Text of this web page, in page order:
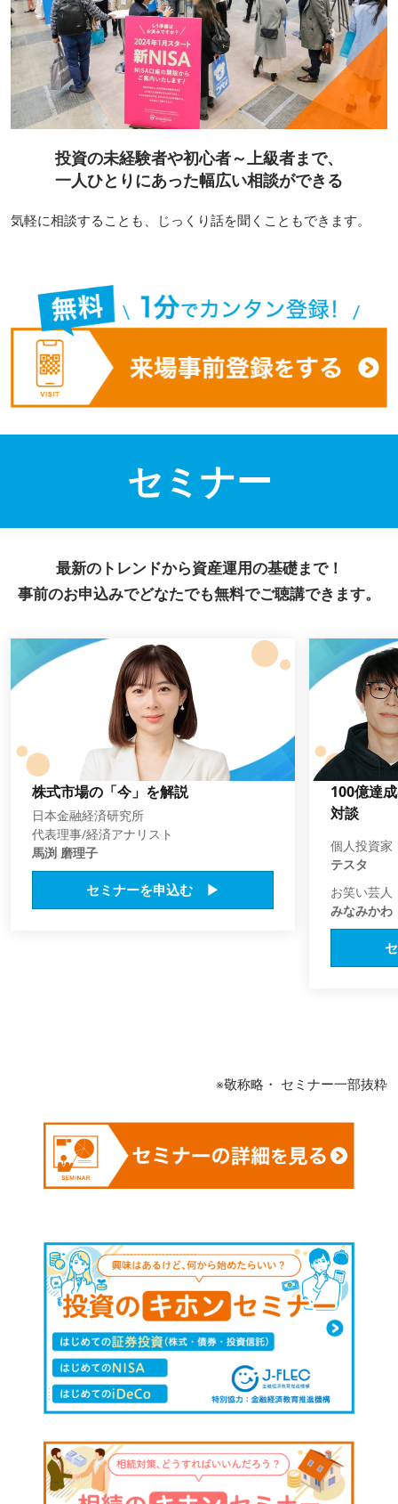
投資の未経験者や初心者～上級者まで、
一人ひとりにあった幅広い相談ができる
気軽に相談することも、じっくり話を聞くこともできます。
セミナー
最新のトレンドから資産運用の基礎まで！
事前のお申込みでどなたでも無料でご聴講できます。
株式市場の「今」を解説
日本金融経済研究所
代表理事/経済アナリスト
馬渕 磨理子
セミナーを申込む ▶
100億達
対談
個人投資家
テスタ
お笑い芸人
みなみかわ
※敬称略・ セミナー一部抜粋